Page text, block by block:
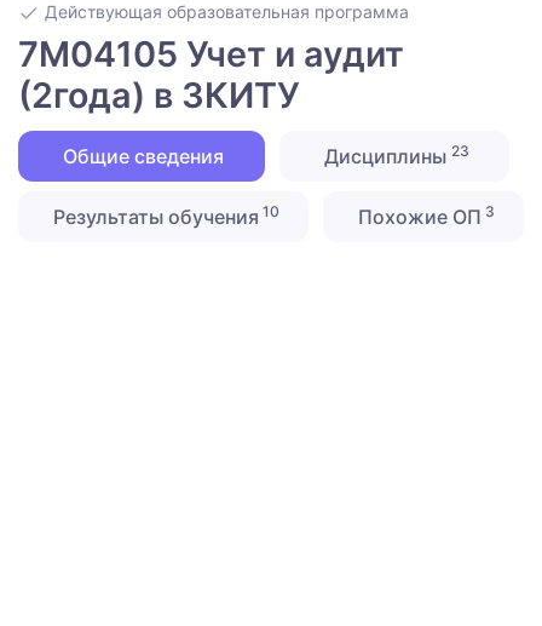
Действующая образовательная программа
7M04105 Учет и аудит
(2года) в ЗКИТУ
Общие сведения Дисциплины 23
Результаты обучения 10 Похожие ОП 3